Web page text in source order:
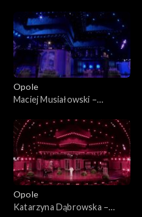
będzie...”. Koncert w hołdzie
Magdzie Umer i Agnieszce
Osieckiej
Opole
Maciej Musiałowski –
„Kiedy mnie już nie będzie...”.
Koncert w hołdzie Magdzie
Umer i Agnieszce Osieckiej
Opole
Katarzyna Dąbrowska –